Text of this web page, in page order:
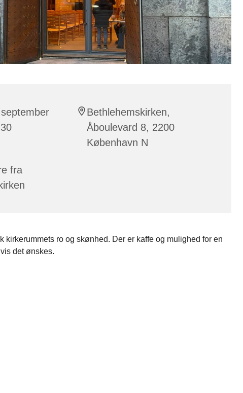
Bethlehemskirken,
Åboulevard 8, 2200
København N
fra
kirkerummets ro og skønhed. Der er kaffe og mulighed for en
det ønskes.